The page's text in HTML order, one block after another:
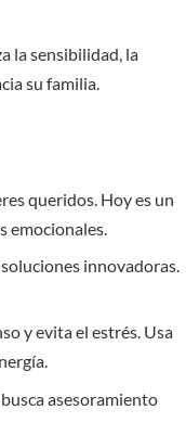
la sensibilidad, la
su familia.
queridos. Hoy es un
emocionales.
innovadoras.
y evita el estrés. Usa
asesoramiento